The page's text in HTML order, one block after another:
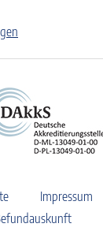
Impressum